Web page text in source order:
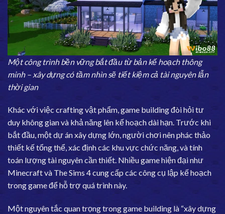
Một công trình bền vững bắt đầu từ bản kế hoạch thông
minh – xây dựng có tầm nhìn sẽ tiết kiệm cả tài nguyên lẫn
thời gian
Khác với việc crafting vật phẩm, game building đòi hỏi tư
duy không gian và khả năng lên kế hoạch dài hạn. Trước khi
bắt đầu, một dự án xây dựng lớn, người chơi nên phác thảo
thiết kế tổng thể, xác định các khu vực chức năng, và tính
toán lượng tài nguyên cần thiết. Nhiều game hiện đại như
Minecraft và The Sims 4 cung cấp các công cụ lập kế hoạch
trong game để hỗ trợ quá trình này.
Một nguyên tắc quan trọng trong game building là “xây dựng